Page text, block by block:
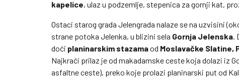
kapelice, ulaz u podzemlje, stepenica za gornji kat,
Ostaci starog grada Jelengrada nalaze se na uzvisini
strane potoka Jelenka, u blizini sela Gornja Jelenska.
doći planinarskim stazamaod Moslavačke Slatine,
Najkraći prilaz je od makadamske ceste koja dolazi iz
asfaltne ceste), preko koje prolazi planinarski put od